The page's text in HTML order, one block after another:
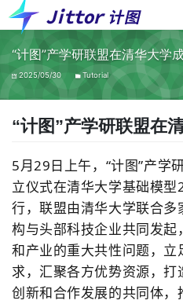
“计图”产学研联盟在清华大学
2025/05/30 Tutorial
“计图”产学研联盟在
5月29日上午，“计图”产学
立仪式在清华大学基础模型
行，联盟由清华大学联合
构与头部科技企业共同发
和产业的重大共性问题，立
求，汇聚各方优势资源，
创新和合作发展的共同体